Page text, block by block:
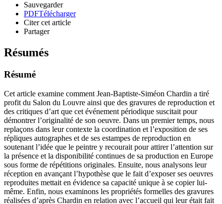
Sauvegarder
PDFTélécharger
Citer cet article
Partager
Résumés
Résumé
Cet article examine comment Jean-Baptiste-Siméon Chardin a tiré
profit du Salon du Louvre ainsi que des gravures de reproduction et
des critiques d’art que cet événement périodique suscitait pour
démontrer l’originalité de son oeuvre. Dans un premier temps, nous
replaçons dans leur contexte la coordination et l’exposition de ses
répliques autographes et de ses estampes de reproduction en
soutenant l’idée que le peintre y recourait pour attirer l’attention sur
la présence et la disponibilité continues de sa production en Europe
sous forme de répétitions originales. Ensuite, nous analysons leur
réception en avançant l’hypothèse que le fait d’exposer ses oeuvres
reproduites mettait en évidence sa capacité unique à se copier lui-
même. Enfin, nous examinons les propriétés formelles des gravures
réalisées d’après Chardin en relation avec l’accueil qui leur était fait